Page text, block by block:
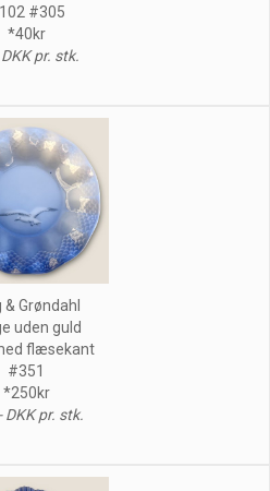
#305
*40kr
pr. stk.
& Grøndahl
uden guld
flæsekant
#351
*250kr
DKK pr. stk.